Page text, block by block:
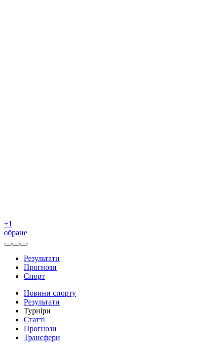
+1
обране
Результати
Прогнози
Спорт
Новини спорту
Результати
Турніри
Статті
Прогнози
Трансфери